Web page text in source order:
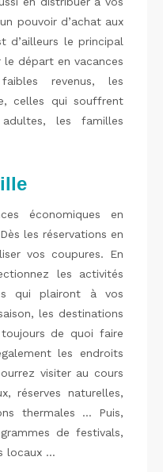
pouvoir d’achat aux
d’ailleurs le principal
le départ en vacances
revenus, les
celles qui souffrent
les familles
économiques en
les réservations en
vos coupures. En
les activités
qui plairont à vos
les destinations
de quoi faire
les endroits
visiter au cours
réserves naturelles,
thermales … Puis,
de festivals,
locaux …